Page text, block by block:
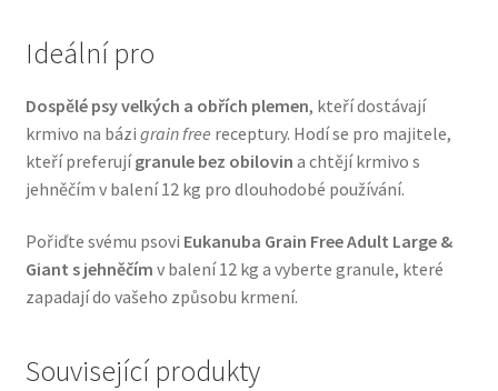
Ideální pro
Dospělé psy velkých a obřích plemen, kteří dostávají
krmivo na bázi grain free receptury. Hodí se pro majitele,
kteří preferujígranule bez obilovin a chtějí krmivo s
jehněčím v balení 12 kg pro dlouhodobé používání.
Pořiďte svému psovi Eukanuba Grain Free Adult Large &
Giant s jehněčím v balení 12 kg a vyberte granule, které
zapadají do vašeho způsobu krmení.
Související produkty